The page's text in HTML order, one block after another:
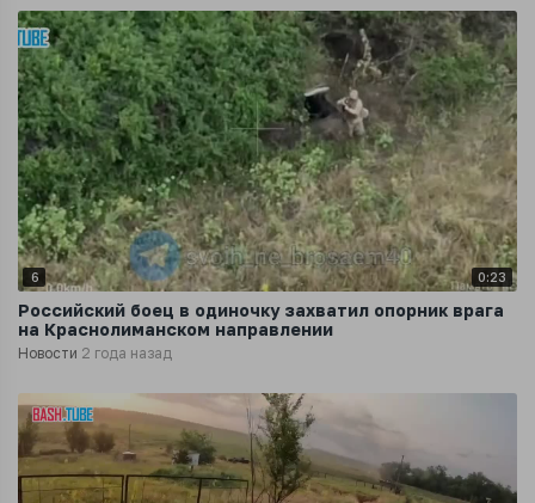
6 0:23
Российский боец в одиночку захватил опорник врага
на Краснолиманском направлении
Новости 2 года назад